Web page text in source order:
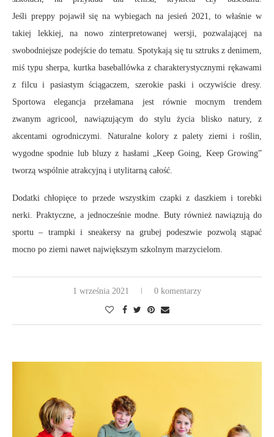
Jeśli preppy pojawił się na wybiegach na jesień 2021, to właśnie w
takiej lekkiej, na nowo zinterpretowanej wersji, pozwalającej na
swobodniejsze podejście do tematu. Spotykają się tu sztruks z denimem,
miś typu sherpa, kurtka baseballówka z charakterystycznymi rękawami
z filcu i pasiastym ściągaczem, szerokie paski i oczywiście dresy.
Sportowa elegancja przełamana jest równie mocnym trendem
zwanym agricool, nawiązującym do stylu życia blisko natury, z
akcentami ogrodniczymi. Naturalne kolory z palety ziemi i roślin,
wygodne spodnie lub bluzy z hasłami „Keep Going, Keep Growing”
tworzą wspólnie atrakcyjną i utylitarną całość.
Dodatki chłopięce to przede wszystkim czapki z daszkiem i torebki
nerki. Praktyczne, a jednocześnie modne. Buty również nawiązują do
sportu – trampki i sneakersy na grubej podeszwie pozwolą stąpać
mocno po ziemi nawet największym szkolnym marzycielom.
1 września 2021 0 komentarzy